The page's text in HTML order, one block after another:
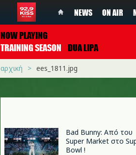
NEWS ON AIR
NOW PLAYING
TRAINING SEASON
DUA LIPA
αρχική ees_1811.jpg
Bad Bunny: Από του
Super Market στο
Bowl !